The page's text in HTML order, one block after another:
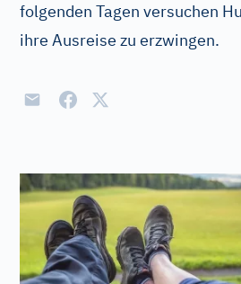
folgenden Tagen versuchen
ihre Ausreise zu erzwingen.